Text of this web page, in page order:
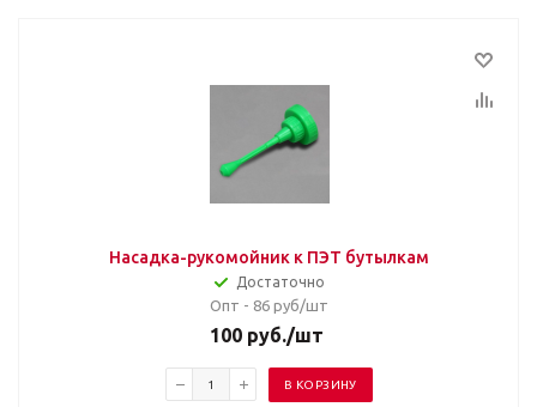
Насадка-рукомойник к ПЭТ бутылкам
Достаточно
Опт - 86 руб/шт
100 руб./шт
В КОРЗИНУ